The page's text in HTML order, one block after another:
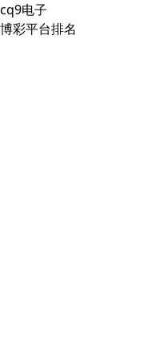
cq9电子
博彩平台排名